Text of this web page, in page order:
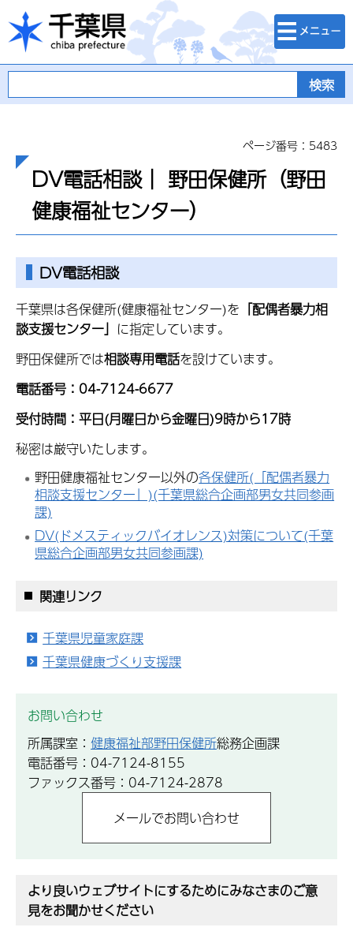
千葉県
検索・メニュ
ー
ページ番号：5483
DV電話相談｜ 野田保健所（野田
健康福祉センター）
DV電話相談
千葉県は各保健所(健康福祉センター)を 「配偶者暴力相
談支援センター」 に指定しています。
野田保健所では相談専用電話を設けています。
電話番号：04-7124-6677
受付時間：平日(月曜日から金曜日)9時から17時
秘密は厳守いたします。
野田健康福祉センター以外の各保健所(「配偶者暴力
相談支援センター」)(千葉県総合企画部男女共同参画
課)
DV(ドメスティックバイオレンス)対策について(千葉
県総合企画部男女共同参画課)
関連リンク
千葉県児童家庭課
千葉県健康づくり支援課
お問い合わせ
所属課室： 健康福祉部野田保健所総務企画課
電話番号：04-7124-8155
ファックス番号：04-7124-2878
より良いウェブサイトにするためにみなさまのご意
見をお聞かせください